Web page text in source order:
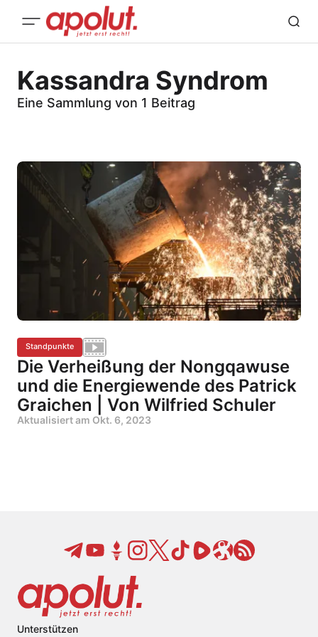
Kassandra Syndrom
Eine Sammlung von 1 Beitrag
Standpunkte
Die Verheißung der Nongqawuse
und die Energiewende des Patrick
Graichen | Von Wilfried Schuler
Aktualisiert am Okt. 6, 2023
Unterstützen